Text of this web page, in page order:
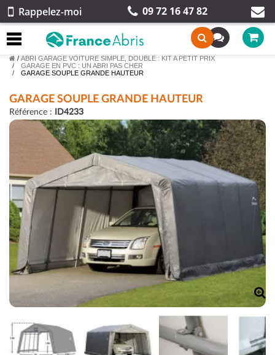
Rappelez-moi 09 72 16 47 82
/ ABRI GARAGE VOITURE SIMPLE, DOUBLE : KIT A PETIT PRIX
GARAGE EN PVC : UN ABRI PAS CHER
GARAGE SOUPLE GRANDE HAUTEUR
GARAGE SOUPLE GRANDE HAUTEUR
Référence : ID4233